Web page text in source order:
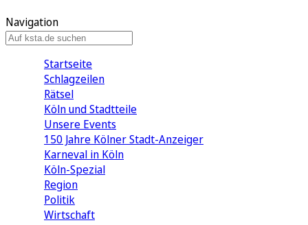
Navigation
Startseite
Schlagzeilen
Rätsel
Köln und Stadtteile
Unsere Events
150 Jahre Kölner Stadt-Anzeiger
Karneval in Köln
Köln-Spezial
Region
Politik
Wirtschaft